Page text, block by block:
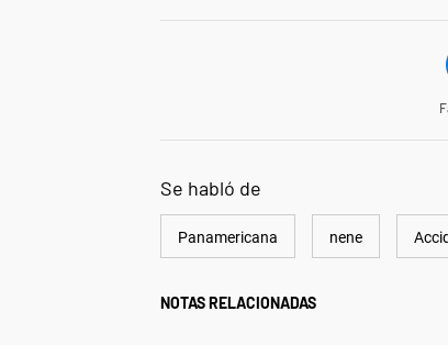
Se habló de
Panamericana nene
NOTAS RELACIONADAS